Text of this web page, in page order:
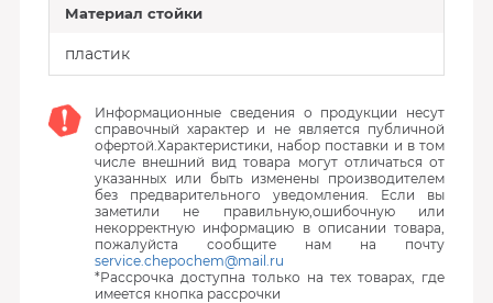
Материал стойки
пластик
Информационные сведения о продукции несут
справочный характер и не является публичной
офертой.Характеристики, набор поставки и в том
числе внешний вид товара могут отличаться от
указанных или быть изменены производителем
без предварительного уведомления. Если вы
заметили не правильную,ошибочную или
некорректную информацию в описании товара,
пожалуйста сообщите нам на почту
service.chepochem@mail.ru
*Рассрочка доступна только на тех товарах, где
имеется кнопка рассрочки